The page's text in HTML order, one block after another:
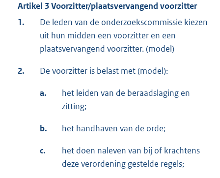
Artikel 3 Voorzitter/plaatsvervangend voorzitter
1.
De leden van de onderzoekscommissie kiezen
uit hun midden een voorzitter en een
plaatsvervangend voorzitter. (model)
2. De voorzitter is belast met (model):
a.
het leiden van de beraadslaging en
zitting;
b. het handhaven van de orde;
c.
het doen naleven van bij of krachtens
deze verordening gestelde regels;